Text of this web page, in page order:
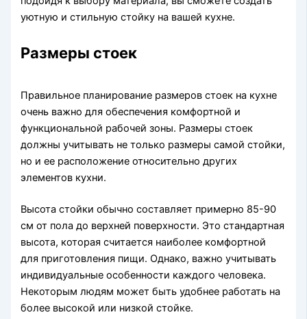
уютную и стильную стойку на вашей кухне.
Размеры стоек
Правильное планирование размеров стоек на кухне
очень важно для обеспечения комфортной и
функциональной рабочей зоны. Размеры стоек
должны учитывать не только размеры самой стойки,
но и ее расположение относительно других
элементов кухни.
Высота стойки обычно составляет примерно 85-90
см от пола до верхней поверхности. Это стандартная
высота, которая считается наиболее комфортной
для приготовления пищи. Однако, важно учитывать
индивидуальные особенности каждого человека.
Некоторым людям может быть удобнее работать на
более высокой или низкой стойке.